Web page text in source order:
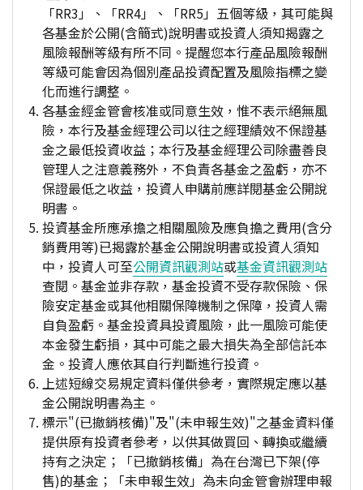
「RR3」、「RR4」、「RR5」五個等級，其可能與
各基金於公開(含簡式)說明書或投資人須知揭露之
風險報酬等級有所不同。提醒您本行產品風險報酬
等級可能會因為個別產品投資配置及風險指標之變
化而進行調整。
各基金經金管會核准或同意生效，惟不表示絕無風
險，本行及基金經理公司以往之經理績效不保證基
金之最低投資收益；本行及基金經理公司除盡善良
管理人之注意義務外，不負責各基金之盈虧，亦不
保證最低之收益，投資人申購前應詳閱基金公開說
明書。
投資基金所應承擔之相關風險及應負擔之費用(含分
銷費用等)已揭露於基金公開說明書或投資人須知
中，投資人可至公開資訊觀測站或基金資訊觀測站
查閱。基金並非存款，基金投資不受存款保險、保
險安定基金或其他相關保障機制之保障，投資人需
自負盈虧。基金投資具投資風險，此一風險可能使
本金發生虧損，其中可能之最大損失為全部信託本
金。投資人應依其自行判斷進行投資。
上述短線交易規定資料僅供參考，實際規定應以基
金公開說明書為主。
標示"(已撤銷核備)"及"(未申報生效)"之基金資料僅
提供原有投資者參考，以供其做買回、轉換或繼續
持有之決定；「已撤銷核備」為在台灣已下架(停
售)的基金；「未申報生效」為未向金管會辦理申報